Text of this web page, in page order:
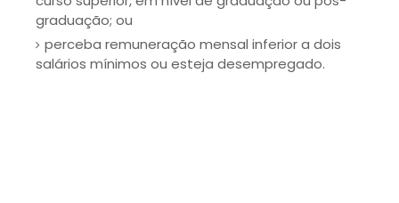
graduação; ou
perceba remuneração mensal inferior a dois
salários mínimos ou esteja desempregado.